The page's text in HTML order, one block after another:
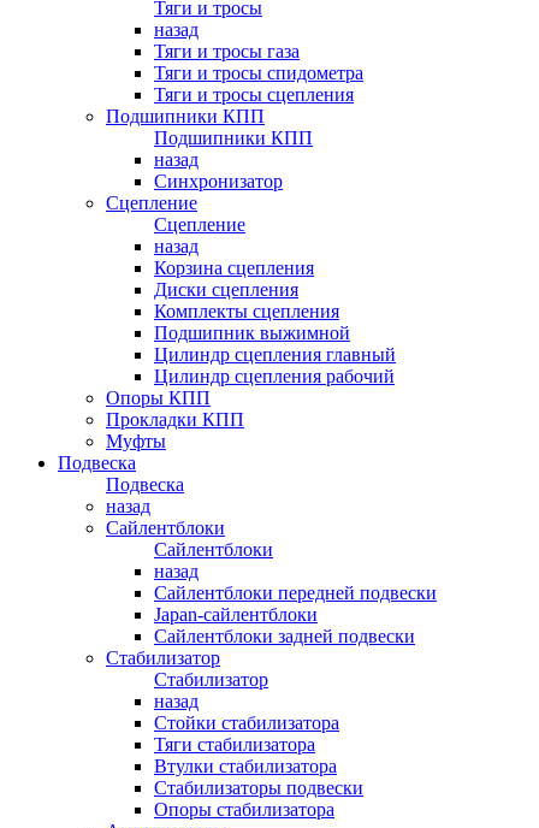
Тяги и тросы
назад
Тяги и тросы газа
Тяги и тросы спидометра
Тяги и тросы сцепления
Подшипники КПП
Подшипники КПП
назад
Синхронизатор
Сцепление
Сцепление
назад
Корзина сцепления
Диски сцепления
Комплекты сцепления
Подшипник выжимной
Цилиндр сцепления главный
Цилиндр сцепления рабочий
Опоры КПП
Прокладки КПП
Муфты
Подвеска
Подвеска
назад
Сайлентблоки
Сайлентблоки
назад
Сайлентблоки передней подвески
Japan-сайлентблоки
Сайлентблоки задней подвески
Стабилизатор
Стабилизатор
назад
Стойки стабилизатора
Тяги стабилизатора
Втулки стабилизатора
Стабилизаторы подвески
Опоры стабилизатора